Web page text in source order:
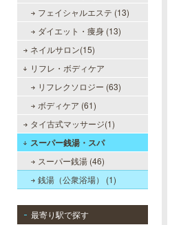
フェイシャルエステ (13)
ダイエット・痩身 (13)
ネイルサロン(15)
リフレ・ボディケア
リフレクソロジー (63)
ボディケア (61)
タイ古式マッサージ(1)
スーパー銭湯・スパ
スーパー銭湯 (46)
銭湯（公衆浴場） (1)
最寄り駅で探す